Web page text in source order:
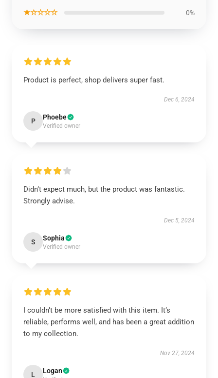
★☆☆☆☆ 0%
Product is perfect, shop delivers super fast.
Dec 6, 2024
P Phoebe
Verified owner
Didn’t expect much, but the product was fantastic.
Strongly advise.
Dec 5, 2024
S Sophia
Verified owner
I couldn’t be more satisfied with this item. It’s
reliable, performs well, and has been a great addition
to my collection.
Nov 27, 2024
L Logan